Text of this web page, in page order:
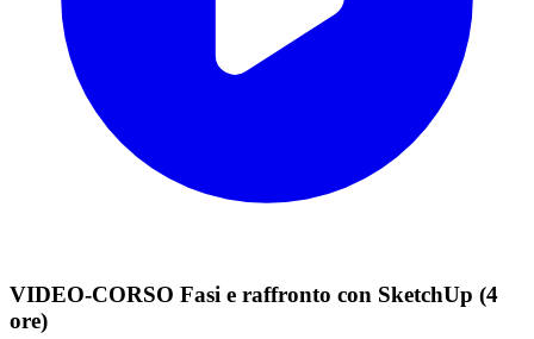
VIDEO-CORSO Fasi e raffronto con SketchUp (4
ore)